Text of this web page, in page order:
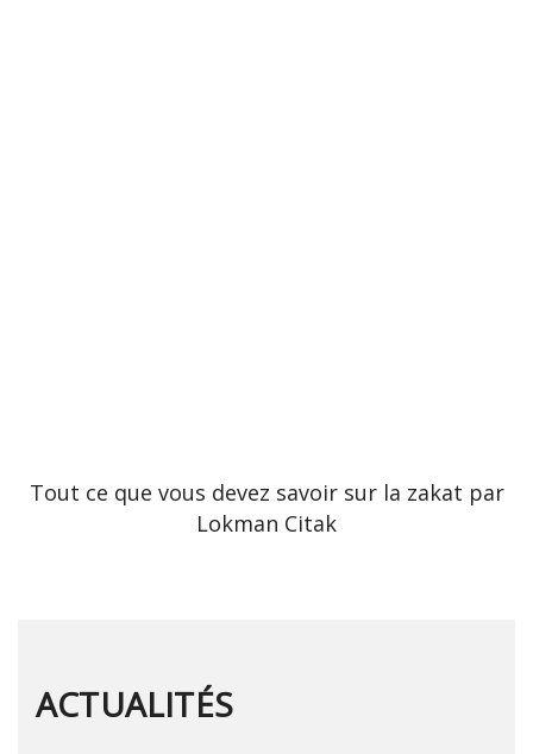
Tout ce que vous devez savoir sur la zakat par
Lokman Citak
ACTUALITÉS